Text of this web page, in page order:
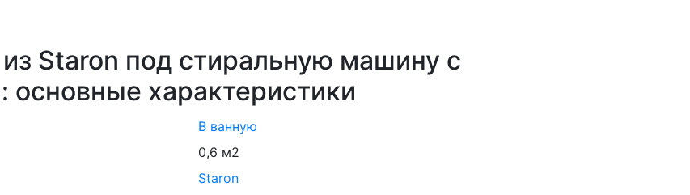
Staron под стиральную машину с
основные характеристики
В ванную
0,6 м2
Staron